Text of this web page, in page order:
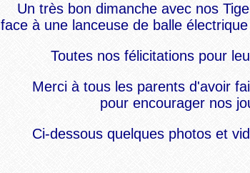
Un très bon dimanche avec nos
face à une lanceuse de balle
Toutes nos félicitations pour
Merci à tous les parents d'avoir
pour encourager nos
Ci-dessous quelques photos et